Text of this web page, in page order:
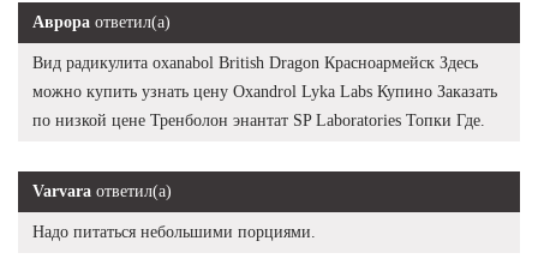
Аврора ответил(а)
Вид радикулита oxanabol British Dragon Красноармейск Здесь
можно купить узнать цену Oxandrol Lyka Labs Купино Заказать
по низкой цене Тренболон энантат SP Laboratories Топки Где.
Varvara ответил(а)
Надо питаться небольшими порциями.